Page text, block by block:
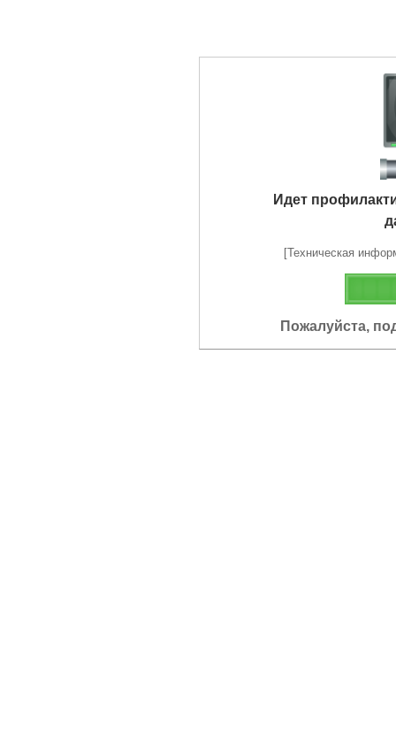
Идет
[Техническая
Пожалуйста,